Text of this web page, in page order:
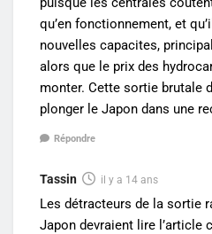
qu’en fonctionnement, et
nouvelles capacites,
alors que le prix des
monter. Cette sortie brutale
plonger le Japon dans une
Répondre
Tassin il y a 14 ans
Les détracteurs de la sortie
Japon devraient lire l’article